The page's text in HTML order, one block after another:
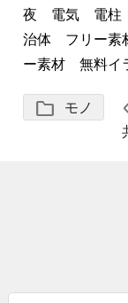
夜 電気 電柱
治体 フリー
ー素材 無料イ
folder モノ